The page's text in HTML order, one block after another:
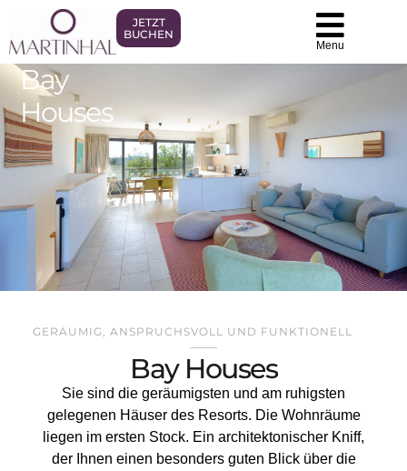
JETZT
BUCHEN
Menu
Bay
Houses
GERÄUMIG, ANSPRUCHSVOLL UND FUNKTIONELL
Bay Houses
Sie sind die geräumigsten und am ruhigsten
gelegenen Häuser des Resorts. Die Wohnräume
liegen im ersten Stock. Ein architektonischer Kniff,
der Ihnen einen besonders guten Blick über die